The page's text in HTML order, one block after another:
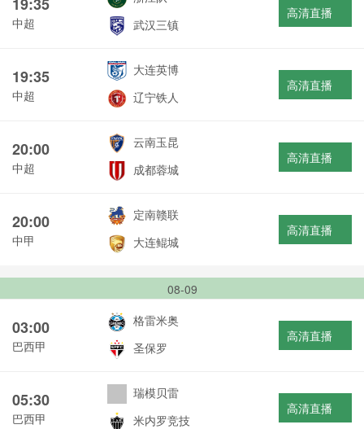
中超
武汉三镇
高清直播
19:35
中超
大连英博
辽宁铁人
高清直播
20:00
中超
云南玉昆
成都蓉城
高清直播
20:00
中甲
定南赣联
大连鲲城
高清直播
08-09
03:00
巴西甲
格雷米奥
圣保罗
高清直播
05:30
巴西甲
瑞模贝雷
米内罗竞技
高清直播